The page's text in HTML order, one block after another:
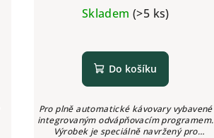
cena:
Skladem (>5 ks)
Do košíku
Pro plně automatické kávovary vybavené
integrovaným odvápňovacím programem.
Výrobek je speciálně navržený pro